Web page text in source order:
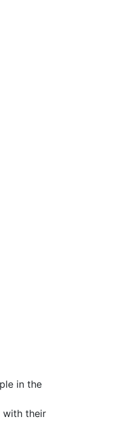
in the
with their